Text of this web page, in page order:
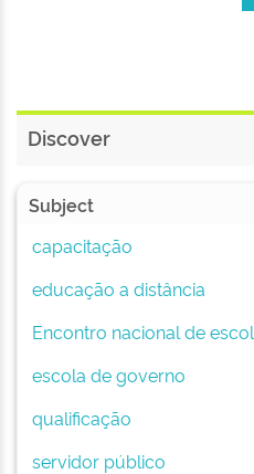
Discover
Subject
capacitação
educação a distância
Encontro nacional de
escola de governo
qualificação
servidor público